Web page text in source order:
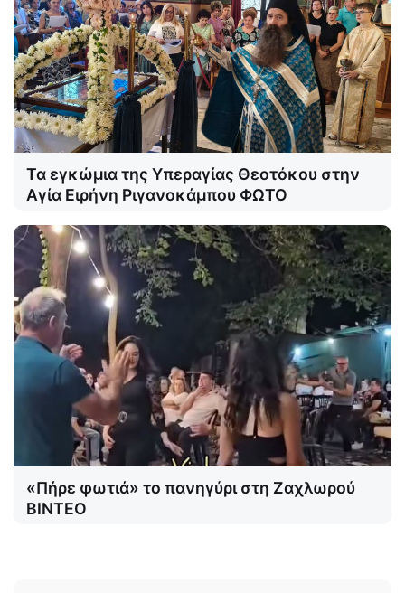
Τα εγκώμια της Υπεραγίας Θεοτόκου στην
Αγία Ειρήνη Ριγανοκάμπου ΦΩΤΟ
«Πήρε φωτιά» το πανηγύρι στη Ζαχλωρού
ΒΙΝΤΕΟ